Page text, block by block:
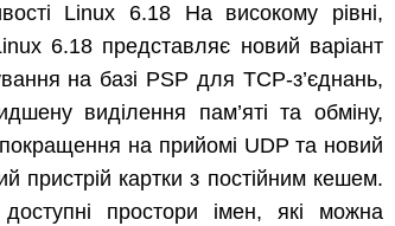
Linux 6.18 На високому рівні,
6.18 представляє новий варіант
на базі PSP для TCP-з’єднань,
виділення пам’яті та обміну,
покращення на прийомі UDP та новий
пристрій картки з постійним кешем.
простори імен, які можна